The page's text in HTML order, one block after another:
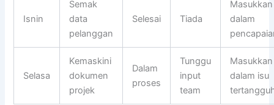
Isnin
Semak
data
pelanggan
Selesai Tiada
Masukkan
dalam
Selasa
Kemaskini
dokumen
projek
Dalam
proses
Tunggu
input
team
Masukkan
dalam isu